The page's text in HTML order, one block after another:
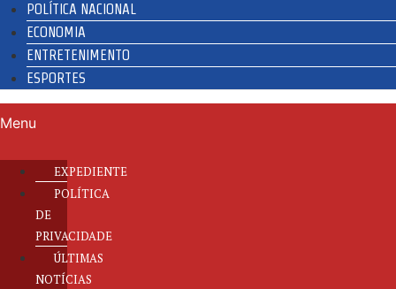
POLÍTICA NACIONAL
ECONOMIA
ENTRETENIMENTO
ESPORTES
Menu
EXPEDIENTE
POLÍTICA
DE
PRIVACIDADE
ÚLTIMAS
NOTÍCIAS